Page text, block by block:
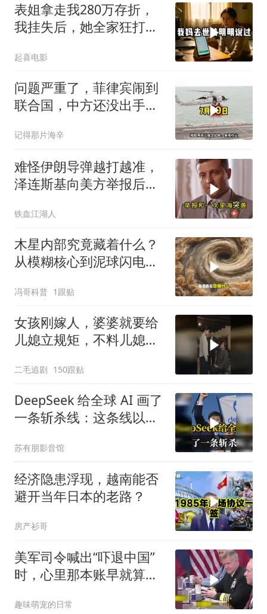
表姐拿走我280万存折，
我挂失后，她全家狂打
起喜电影
问题严重了，菲律宾闹到
联合国，中方还没出手，
记得那片海辛
难怪伊朗导弹越打越准，
泽连斯基向美方举报后，
铁血江湖人
木星内部究竟藏着什么？
从模糊核心到泥球闪电，
冯哥科普 1跟贴
女孩刚嫁人，婆婆就要给
儿媳立规矩，不料儿媳不
二毛追剧 150跟贴
DeepSeek 给全球 AI 画了
一条斩杀线：这条线以下
苏有朋影音馆
经济隐患浮现，越南能否
避开当年日本的老路？
房产衫哥
美军司令喊出“吓退中国”
时，心里那本账早就算清
趣味萌宠的日常